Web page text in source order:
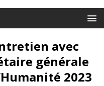
avec
générale
2023